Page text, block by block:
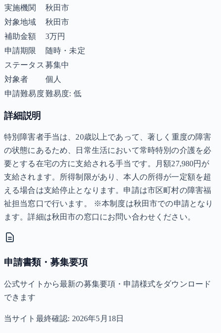
実施機関
秋田市
対象地域
秋田市
補助金額
3万円
申請期限
随時・未定
ステータス 募集中
対象者
個人
申請難易度難易度: 低
詳細説明
特別障害者手当は、20歳以上であって、著しく重度の障害
の状態にあるため、日常生活において常時特別の介護を必
要とする在宅の方に支給される手当です。月額27,980円が
支給されます。所得制限があり、本人の所得が一定額を超
える場合は支給停止となります。申請は市区町村の障害福
祉担当窓口で行います。 ※本制度は秋田市での申請となり
ます。詳細は秋田市の窓口にお問い合わせください。
申請書類・募集要項
公式サイトから最新の募集要項・申請様式をダウンロード
できます
当サイト最終確認: 2026年5月18日